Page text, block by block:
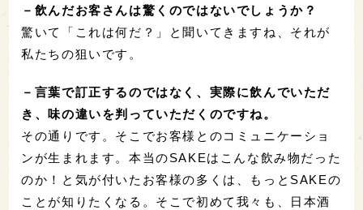
－飲んだお客さんは驚くのではないでしょうか？
驚いて「これは何だ？」と聞いてきますね、それが
私たちの狙いです。
－言葉で訂正するのではなく、実際に飲んでいただ
き、味の違いを判っていただくのですね。
その通りです。そこでお客様とのコミュニケーショ
ンが生まれます。本当のSAKEはこんな飲み物だった
のか！と気が付いたお客様の多くは、もっとSAKEの
ことが知りたくなる。そこで初めて我々も、日本酒